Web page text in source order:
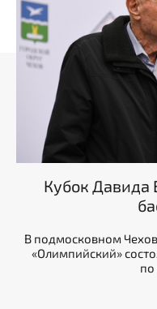
Кубок Давида
В подмосковном
«Олимпийский»
по